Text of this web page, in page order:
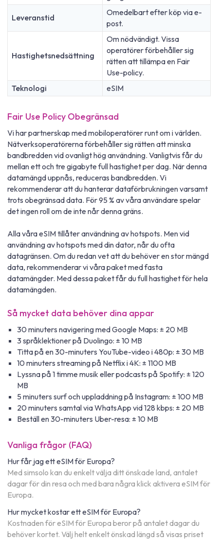
Leveranstid
Omedelbart efter köp via e-
post.
Hastighetsnedsättning
Om nödvändigt. Vissa
operatörer förbehåller sig
rätten att tillämpa en Fair
Use-policy.
Teknologi
eSIM
Fair Use Policy Obegränsad
Vi har partnerskap med mobiloperatörer runt om i världen.
Nätverksoperatörerna förbehåller sig rätten att minska
bandbredden vid ovanligt hög användning. Vanligtvis får du
mellan ett och tre gigabyte full hastighet per dag. När denna
datamängd uppnås, reduceras bandbredden. Vi
rekommenderar att du hanterar dataförbrukningen varsamt
trots obegränsad data. För 95 % av våra användare spelar
det ingen roll om de inte når denna gräns.
Alla våra eSIM tillåter användning av hotspots. Men vid
användning av hotspots med din dator, når du ofta
datagränsen. Om du redan vet att du behöver en stor mängd
data, rekommenderar vi våra paket med fasta
datamängder. Med dessa paket får du full hastighet för hela
datamängden.
Så mycket data behöver dina appar
30 minuters navigering med Google Maps: ± 20 MB
3 språklektioner på Duolingo: ± 10 MB
Titta på en 30-minuters YouTube-video i 480p: ± 30 MB
10 minuters streaming på Netflix i 4K: ± 1100 MB
Lyssna på 1 timme musik eller podcasts på Spotify: ± 120
MB
5 minuters surf och uppladdning på Instagram: ± 100 MB
20 minuters samtal via WhatsApp vid 128 kbps: ± 20 MB
Beställ en 30-minuters Uber-resa: ± 10 MB
Vanliga frågor (FAQ)
Hur får jag ett eSIM för Europa?
Med simsolo kan du enkelt välja ditt önskade land, antalet
dagar för din resa och med bara några klick aktivera eSIM för
Europa.
Hur mycket kostar ett eSIM för Europa?
Kostnaden för eSIM för Europa beror på antalet dagar du
behöver kortet. Välj helt enkelt önskad längd så visas priset